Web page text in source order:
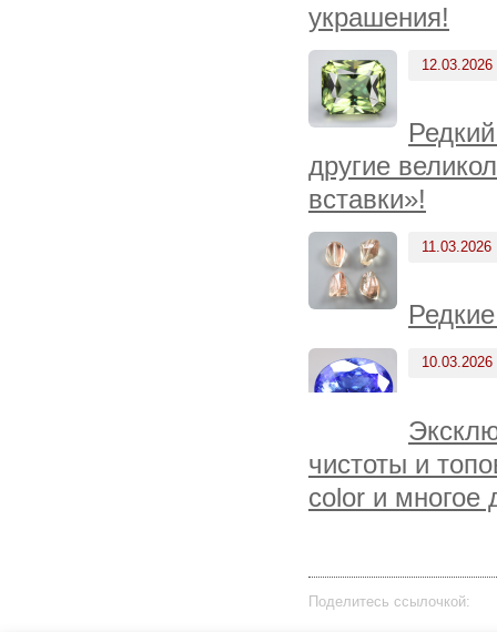
украшения!
12.03.2026
другие
вставки»!
11.03.2026
10.03.2026
чистоты и
color и многое
Поделитесь ссылочкой: